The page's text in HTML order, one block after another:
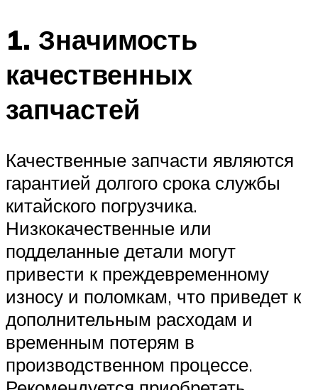
1. Значимость
качественных
запчастей
Качественные запчасти являются
гарантией долгого срока службы
китайского погрузчика.
Низкокачественные или
подделанные детали могут
привести к преждевременному
износу и поломкам, что приведет к
дополнительным расходам и
временным потерям в
производственном процессе.